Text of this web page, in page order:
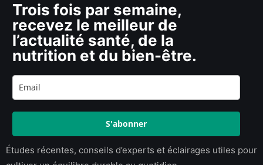
Trois fois par semaine,
recevez le meilleur de
l’actualité santé, de la
nutrition et du bien-être.
S'abonner
Études récentes, conseils d’experts et éclairages utiles pour